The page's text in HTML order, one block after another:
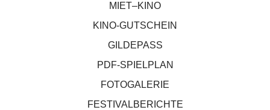
MIET–KINO
KINO-GUTSCHEIN
GILDEPASS
PDF-SPIELPLAN
FOTOGALERIE
FESTIVALBERICHTE